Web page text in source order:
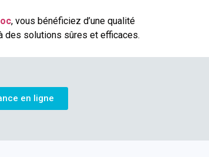
, vous bénéficiez d’une qualité
des solutions sûres et efficaces.
en ligne